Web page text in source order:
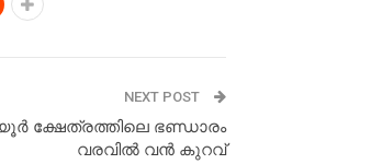
NEXT POST
ക്ഷേത്രത്തിലെ ഭണ്ഡാരം
വരവിൽ വൻ കുറവ്